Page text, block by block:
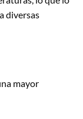
diversas
mayor